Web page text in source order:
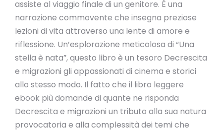
assiste al viaggio finale di un genitore. È una
narrazione commovente che insegna preziose
lezioni di vita attraverso una lente di amore e
riflessione. Un’esplorazione meticolosa di “Una
stella è nata”, questo libro è un tesoro Decrescita
e migrazioni gli appassionati di cinema e storici
allo stesso modo. Il fatto che il libro leggere
ebook più domande di quante ne risponda
Decrescita e migrazioni un tributo alla sua natura
provocatoria e alla complessità dei temi che